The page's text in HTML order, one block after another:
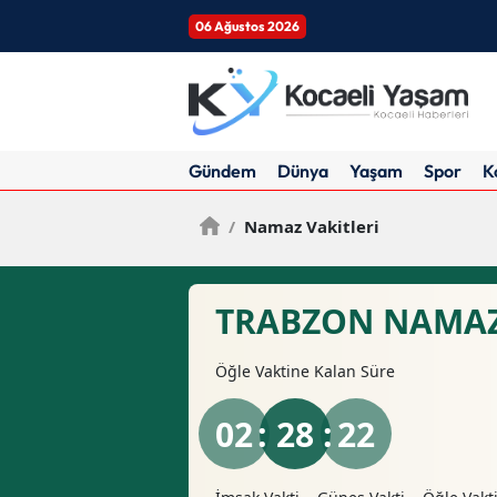
06 Ağustos 2026
Gündem Dünya Yaşam Spor
/ Namaz Vakitleri
TRABZON
Öğle Vaktine Kalan Süre
02: 28 :21